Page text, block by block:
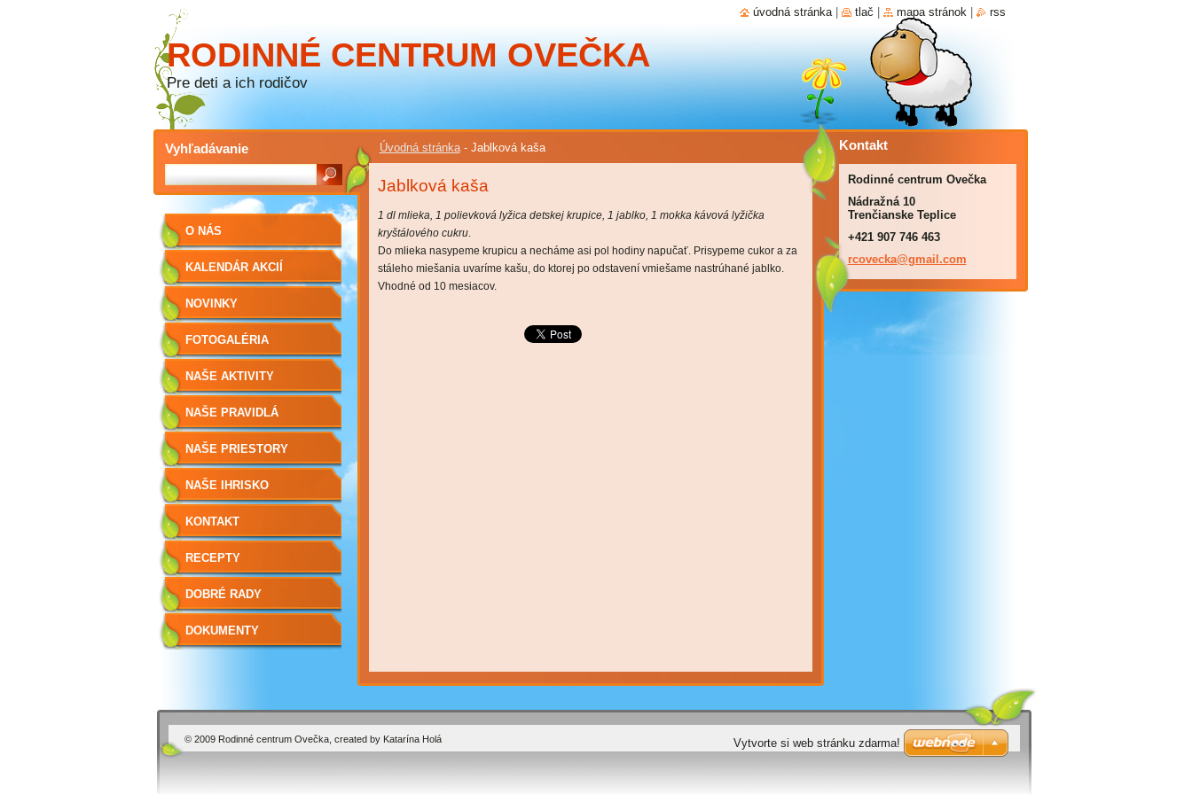
RODINNÉ CENTRUM OVEČKA
Pre deti a ich rodičov
Úvodná stránka - Jablková kaša
Jablková kaša
1 dl mlieka, 1 polievková lyžica detskej krupice, 1 jablko, 1 mokka kávová lyžička
kryštálového cukru.
Do mlieka nasypeme krupicu a necháme asi pol hodiny napučať. Prisypeme cukor a za
stáleho miešania uvaríme kašu, do ktorej po odstavení vmiešame nastrúhané jablko.
Vhodné od 10 mesiacov.
O NÁS
KALENDÁR AKCIÍ
NOVINKY
FOTOGALÉRIA
NAŠE AKTIVITY
NAŠE PRAVIDLÁ
NAŠE PRIESTORY
NAŠE IHRISKO
KONTAKT
RECEPTY
DOBRÉ RADY
DOKUMENTY
Kontakt
Rodinné centrum Ovečka
Nádražná 10
Trenčianske Teplice
+421 907 746 463
rcovecka@gmail.com
Vyhľadávanie
úvodná stránka tlač mapa stránok rss
© 2009 Rodinné centrum Ovečka, created by Katarína Holá Vytvorte si web stránku zdarma!